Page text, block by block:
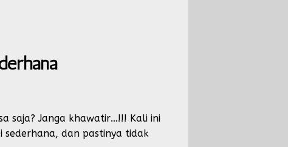
saja? Janga khawatir…!!! Kali ini
sederhana, dan pastinya tidak